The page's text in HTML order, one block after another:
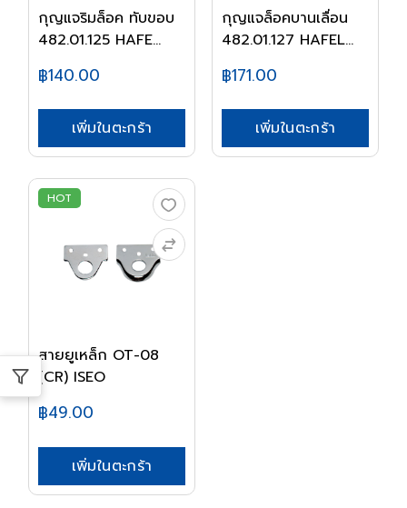
กุญแจริมล็อค ทับขอบ
482.01.125 HAFE...
฿140.00
เพิ่มในตะกร้า
กุญแจล็อคบานเลื่อน
482.01.127 HAFEL...
฿171.00
เพิ่มในตะกร้า
HOT
สายยูเหล็ก OT-08
(CR) ISEO
฿49.00
เพิ่มในตะกร้า